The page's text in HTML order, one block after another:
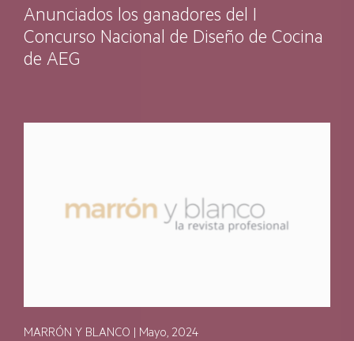
Anunciados los ganadores del I
Concurso Nacional de Diseño de Cocina
de AEG
MARRÓN Y BLANCO | Mayo, 2024